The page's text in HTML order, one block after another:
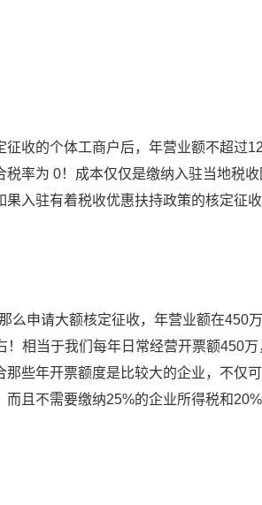
的个体工商户后，年营业额不超过
率为 0！成本仅仅是缴纳入驻当地税
入驻有着税收优惠扶持政策的核定征
请大额核定征收，年营业额在450
相当于我们每年日常经营开票额450
些年开票额度是比较大的企业，不仅
且不需要缴纳25%的企业所得税和